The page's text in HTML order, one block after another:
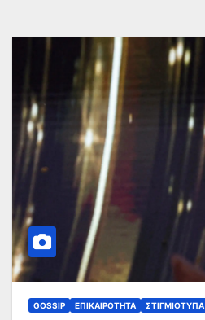
GOSSIP ΕΠΙΚΑΙΡΌΤΗΤΑ ΣΤΙΓΜΙΌΤΥΠΑ